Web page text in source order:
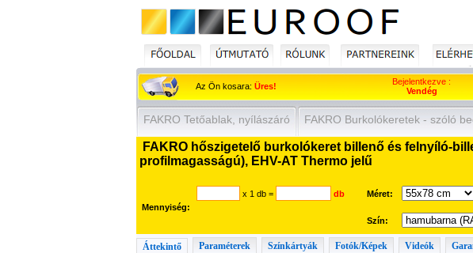
Az Ön kosara: Üres!
Bejelentkezve :
Vendég
FAKRO Tetőablak, nyílászáró FAKRO Burkolókeretek - szóló
FAKRO hőszigetelő burkolókeret billenő és felnyíló-
profilmagasságú), EHV-AT Thermo jelű
Mennyiség:
x 1 db = db Méret:
Szín:
Áttekintő Paraméterek Színkártyák Fotók/Képek Videók